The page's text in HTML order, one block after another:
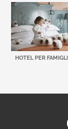
HOTEL PER